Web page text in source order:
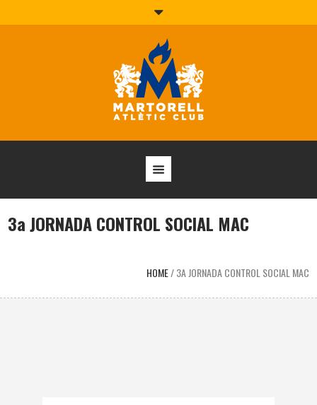
3a JORNADA CONTROL SOCIAL MAC
HOME/3A JORNADA CONTROL SOCIAL MAC